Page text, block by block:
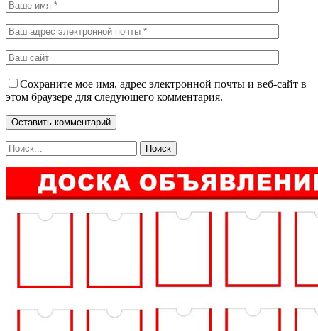
Сохраните мое имя, адрес электронной почты и веб-сайт в
этом браузере для следующего комментария.